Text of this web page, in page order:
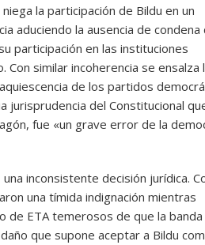
la participación de Bildu en un
aduciendo la ausencia de condena
participación en las instituciones
similar incoherencia se ensalza
de los partidos
jurisprudencia del Constitucional
fue «un grave error de la
inconsistente decisión jurídica.
una tímida indignación mientras
de ETA temerosos de que la banda
que supone aceptar a Bildu